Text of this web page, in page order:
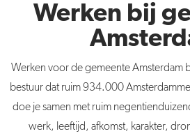
Werken bij
Werken voor de gemeente Amsterdam
bestuur dat ruim 934.000
doe je samen met ruim
werk, leeftijd, afkomst, karakter,